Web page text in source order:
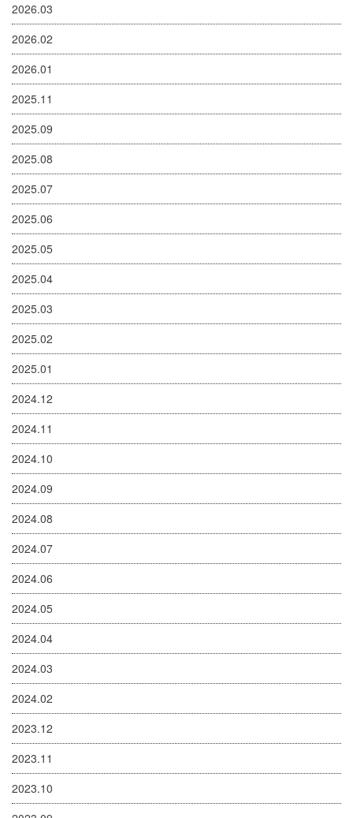
2026.03
2026.02
2026.01
2025.11
2025.09
2025.08
2025.07
2025.06
2025.05
2025.04
2025.03
2025.02
2025.01
2024.12
2024.11
2024.10
2024.09
2024.08
2024.07
2024.06
2024.05
2024.04
2024.03
2024.02
2023.12
2023.11
2023.10